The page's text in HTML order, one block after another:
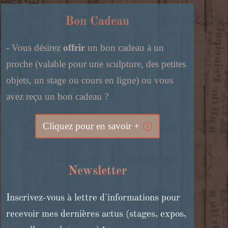
Bon Cadeau
- Vous désirez offrir un bon cadeau à un
proche (valable pour une sculpture, des petites
objets, un stage ou cours en ligne) ou vous
avez reçu un bon cadeau ?
Cliquez pour en savoir +
Newsletter
Inscrivez-vous à lettre d'informations pour
recevoir mes dernières actus (stages, expos,